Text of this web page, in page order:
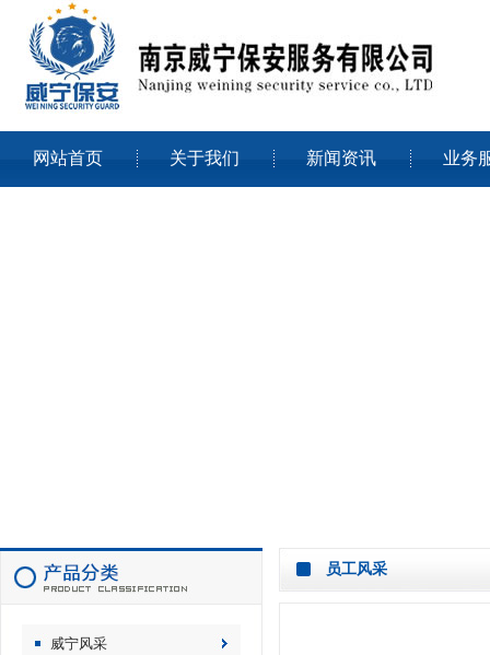
网站首页 关于我们 新闻资讯 业务
威宁风采
员工风采